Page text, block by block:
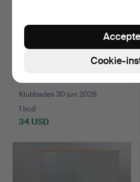
Klubbades 30 jun 2026
1 bud
34 USD
Cookie-